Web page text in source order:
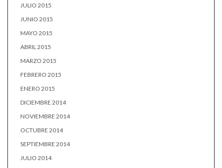
JULIO 2015
JUNIO 2015
MAYO 2015
ABRIL 2015
MARZO 2015
FEBRERO 2015
ENERO 2015
DICIEMBRE 2014
NOVIEMBRE 2014
OCTUBRE 2014
SEPTIEMBRE 2014
JULIO 2014